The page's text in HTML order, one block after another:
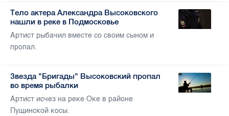
Тело актера Александра Высоковского
нашли в реке в Подмосковье
Артист рыбачил вместе со своим сыном и
пропал.
Звезда "Бригады" Высоковский пропал
во время рыбалки
Артист исчез на реке Оке в районе
Пущинской косы.